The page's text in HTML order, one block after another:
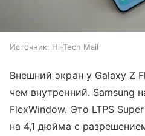
Источник: Hi-Tech Mail
Внешний экран у Galaxy Z
чем внутренний. Samsung
FlexWindow. Это LTPS
на 4,1 дюйма с